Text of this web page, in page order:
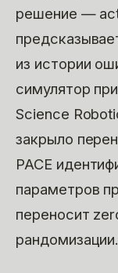
решение —
из истории
симулятор
Science
закрыло
PACE
параметров
переносит
рандомизации.